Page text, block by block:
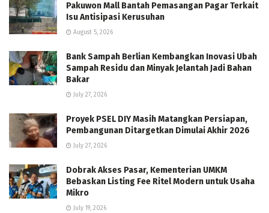
Pakuwon Mall Bantah Pemasangan Pagar Terkait
Isu Antisipasi Kerusuhan
August 5, 2026
Bank Sampah Berlian Kembangkan Inovasi Ubah
Sampah Residu dan Minyak Jelantah Jadi Bahan
Bakar
July 27, 2026
Proyek PSEL DIY Masih Matangkan Persiapan,
Pembangunan Ditargetkan Dimulai Akhir 2026
July 27, 2026
Dobrak Akses Pasar, Kementerian UMKM
Bebaskan Listing Fee Ritel Modern untuk Usaha
Mikro
July 19, 2026